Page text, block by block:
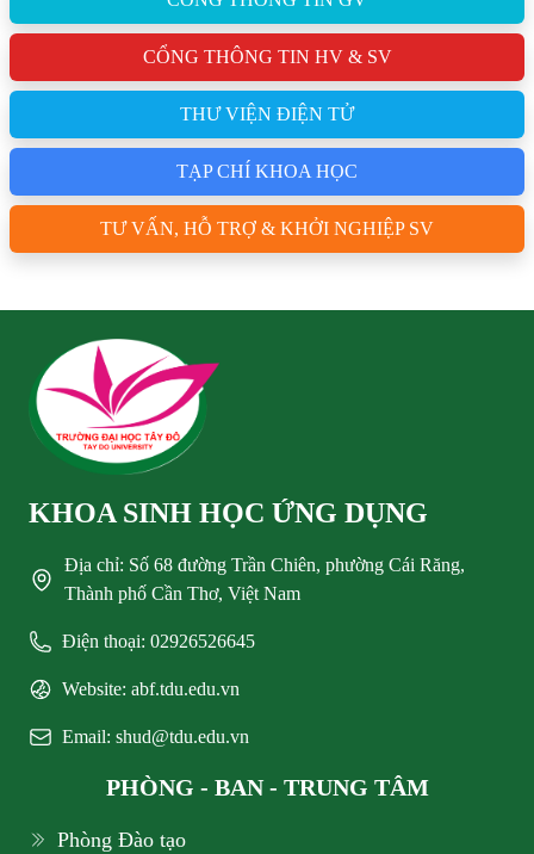
CỔNG THÔNG TIN HV & SV
THƯ VIỆN ĐIỆN TỬ
TẠP CHÍ KHOA HỌC
TƯ VẤN, HỖ TRỢ & KHỞI NGHIỆP SV
KHOA SINH HỌC ỨNG DỤNG
Địa chỉ: Số 68 đường Trần Chiên, phường Cái Răng,
Thành phố Cần Thơ, Việt Nam
Điện thoại: 02926526645
Website: abf.tdu.edu.vn
Email: shud@tdu.edu.vn
PHÒNG - BAN - TRUNG TÂM
Phòng Đào tạo